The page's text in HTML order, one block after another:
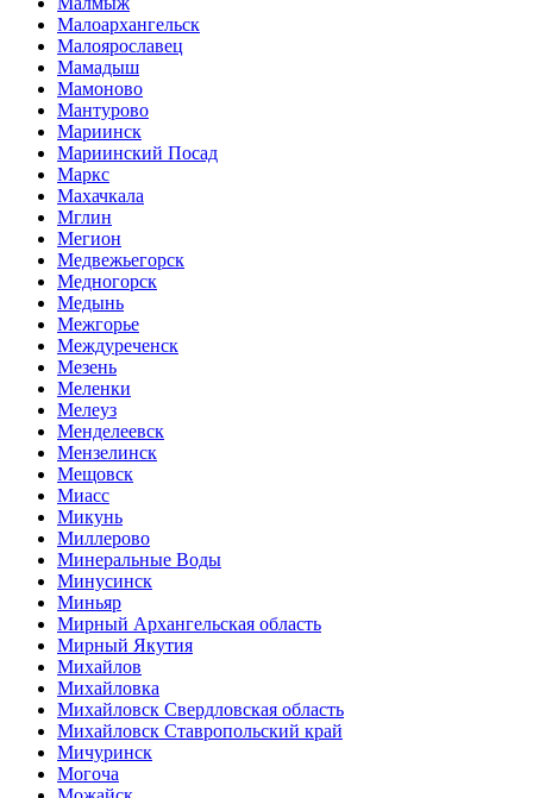
Малоархангельск
Малоярославец
Мамадыш
Мамоново
Мантурово
Мариинск
Мариинский Посад
Маркс
Махачкала
Мглин
Мегион
Медвежьегорск
Медногорск
Медынь
Межгорье
Междуреченск
Мезень
Меленки
Мелеуз
Менделеевск
Мензелинск
Мещовск
Миасс
Микунь
Миллерово
Минеральные Воды
Минусинск
Миньяр
Мирный Архангельская область
Мирный Якутия
Михайлов
Михайловка
Михайловск Свердловская область
Михайловск Ставропольский край
Мичуринск
Могоча